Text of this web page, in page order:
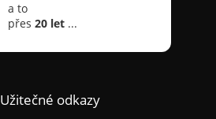
Užitečné odkazy
a to
přes 20 let...